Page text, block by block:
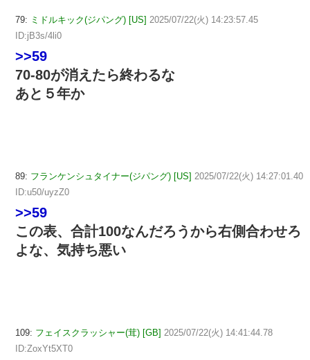
79: ミドルキック(ジパング) [US] 2025/07/22(火) 14:23:57.45
ID:jB3s/4li0
>>59
70-80が消えたら終わるな
あと５年か
89: フランケンシュタイナー(ジパング) [US] 2025/07/22(火) 14:27:01.40
ID:u50/uyzZ0
>>59
この表、合計100なんだろうから右側合わせろ
よな、気持ち悪い
109: フェイスクラッシャー(茸) [GB] 2025/07/22(火) 14:41:44.78
ID:ZoxYt5XT0